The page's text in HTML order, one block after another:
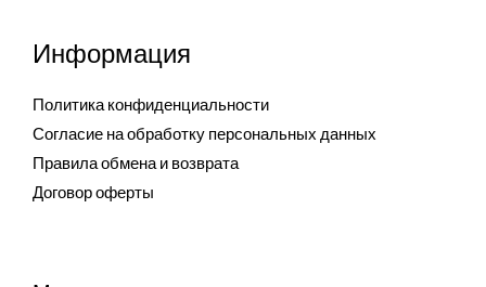
Информация
Политика конфиденциальности
Согласие на обработку персональных данных
Правила обмена и возврата
Договор оферты